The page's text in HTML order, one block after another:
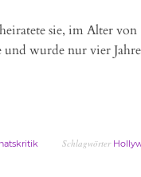
sie, im Alter
und wurde nur vier
Schlagwörter